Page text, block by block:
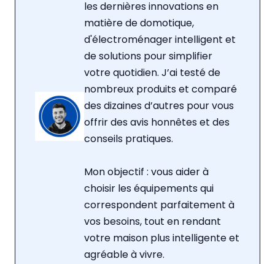
les dernières innovations en
matière de domotique,
d'électroménager intelligent et
de solutions pour simplifier
votre quotidien. J’ai testé de
nombreux produits et comparé
des dizaines d’autres pour vous
offrir des avis honnêtes et des
conseils pratiques.
Mon objectif : vous aider à
choisir les équipements qui
correspondent parfaitement à
vos besoins, tout en rendant
votre maison plus intelligente et
agréable à vivre.